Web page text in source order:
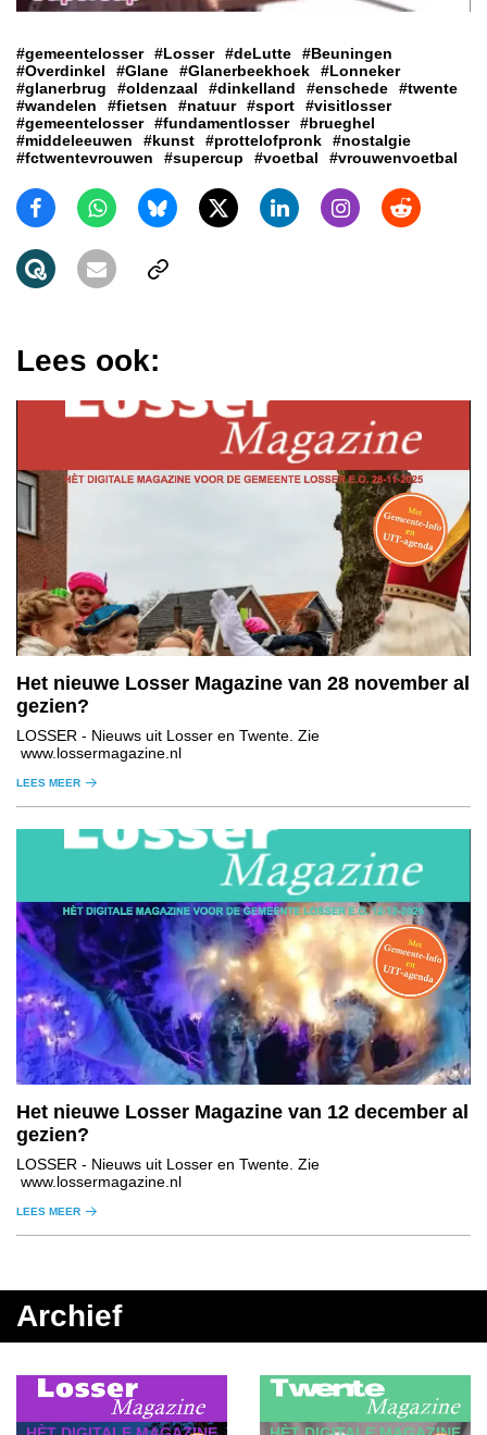
#gemeentelosser #Losser #deLutte
#Beuningen
#Overdinkel
#Glane #Glanerbeekhoek
#Lonneker
#glanerbrug
#oldenzaal #dinkelland #enschede
#twente
#wandelen
#fietsen #natuur #sport
#visitlosser
#gemeentelosser
#fundamentlosser
#brueghel
#middeleeuwen
#kunst #prottelofpronk
#nostalgie
#fctwentevrouwen
#supercup #voetbal #vrouwenvoetbal
Lees ook:
Het nieuwe Losser Magazine van 28 november al
gezien?
LOSSER - Nieuws uit Losser en Twente. Zie
www.lossermagazine.nl
LEES MEER
Het nieuwe Losser Magazine van 12 december al
gezien?
LOSSER - Nieuws uit Losser en Twente. Zie
www.lossermagazine.nl
LEES MEER
Archief